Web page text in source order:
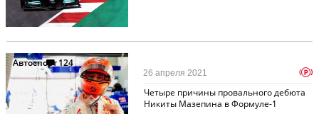
Автоспорт124
Четыре причины провального дебюта
Никиты Мазепина в Формуле-1
26 апреля 2021 p